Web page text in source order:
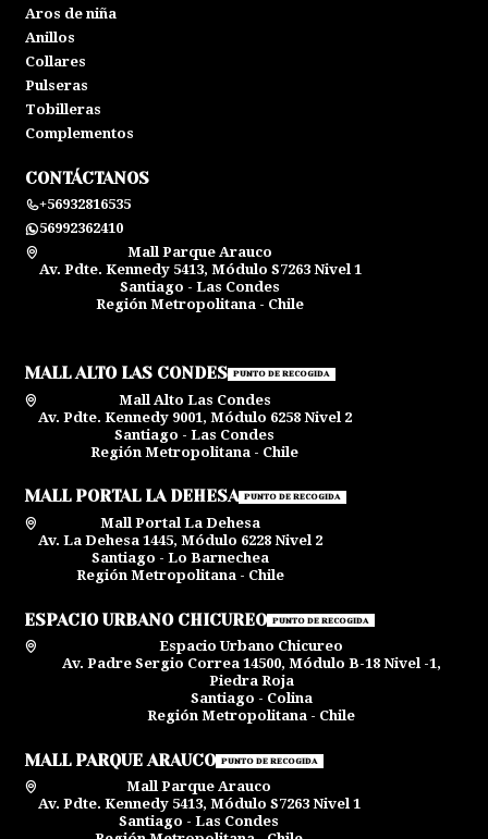
Aros de niña
Anillos
Collares
Pulseras
Tobilleras
Complementos
CONTÁCTANOS
+56932816535
56992362410
Mall Parque Arauco
Av. Pdte. Kennedy 5413, Módulo S7263 Nivel 1
Santiago - Las Condes
Región Metropolitana - Chile
MALL ALTO LAS CONDES PUNTO DE RECOGIDA
Mall Alto Las Condes
Av. Pdte. Kennedy 9001, Módulo 6258 Nivel 2
Santiago - Las Condes
Región Metropolitana - Chile
MALL PORTAL LA DEHESA PUNTO DE RECOGIDA
Mall Portal La Dehesa
Av. La Dehesa 1445, Módulo 6228 Nivel 2
Santiago - Lo Barnechea
Región Metropolitana - Chile
ESPACIO URBANO CHICUREO PUNTO DE RECOGIDA
Espacio Urbano Chicureo
Av. Padre Sergio Correa 14500, Módulo B-18 Nivel -1,
Piedra Roja
Santiago - Colina
Región Metropolitana - Chile
MALL PARQUE ARAUCO PUNTO DE RECOGIDA
Mall Parque Arauco
Av. Pdte. Kennedy 5413, Módulo S7263 Nivel 1
Santiago - Las Condes